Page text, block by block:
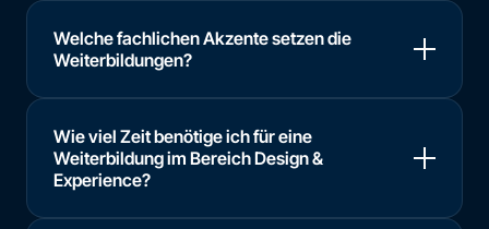
Welche fachlichen Akzente setzen die
Weiterbildungen?
Wie viel Zeit benötige ich für eine
Weiterbildung im Bereich Design &
Experience?